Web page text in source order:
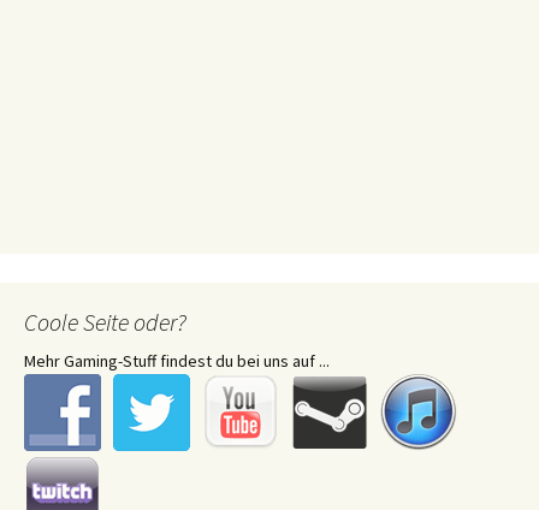
Coole Seite oder?
Mehr Gaming-Stuff findest du bei uns auf ...